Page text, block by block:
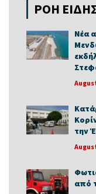
ΡΟΗ
Νέα
την
από